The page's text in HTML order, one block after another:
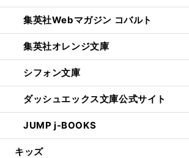
集英社Webマガジン コバルト
集英社オレンジ文庫
シフォン文庫
ダッシュエックス文庫公式サイト
JUMP j-BOOKS
キッズ